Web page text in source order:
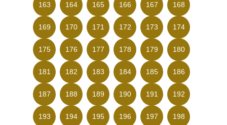
163 164 165 166 167 168
169 170 171 172 173 174
175 176 177 178 179 180
181 182 183 184 185 186
187 188 189 190 191 192
193 194 195 196 197 198